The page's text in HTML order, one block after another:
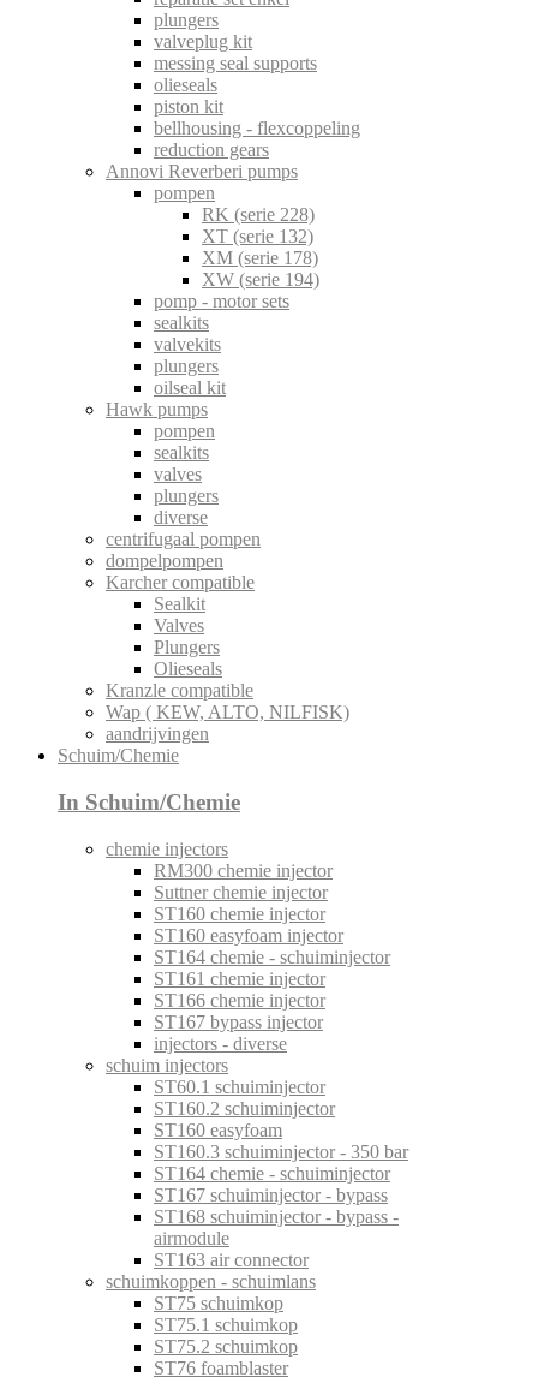
plungers
valveplug kit
messing seal supports
olieseals
piston kit
bellhousing - flexcoppeling
reduction gears
Annovi Reverberi pumps
pompen
RK (serie 228)
XT (serie 132)
XM (serie 178)
XW (serie 194)
pomp - motor sets
sealkits
valvekits
plungers
oilseal kit
Hawk pumps
pompen
sealkits
valves
plungers
diverse
centrifugaal pompen
dompelpompen
Karcher compatible
Sealkit
Valves
Plungers
Olieseals
Kranzle compatible
Wap ( KEW, ALTO, NILFISK)
aandrijvingen
Schuim/Chemie
In Schuim/Chemie
chemie injectors
RM300 chemie injector
Suttner chemie injector
ST160 chemie injector
ST160 easyfoam injector
ST164 chemie - schuiminjector
ST161 chemie injector
ST166 chemie injector
ST167 bypass injector
injectors - diverse
schuim injectors
ST60.1 schuiminjector
ST160.2 schuiminjector
ST160 easyfoam
ST160.3 schuiminjector - 350 bar
ST164 chemie - schuiminjector
ST167 schuiminjector - bypass
ST168 schuiminjector - bypass -
airmodule
ST163 air connector
schuimkoppen - schuimlans
ST75 schuimkop
ST75.1 schuimkop
ST75.2 schuimkop
ST76 foamblaster